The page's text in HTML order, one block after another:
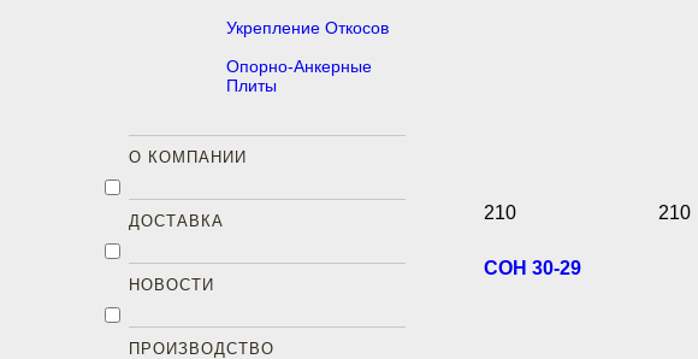
210 210
СОН 30-29
Укрепление Откосов
Опорно-Анкерные
Плиты
О КОМПАНИИ
ДОСТАВКА
НОВОСТИ
ПРОИЗВОДСТВО